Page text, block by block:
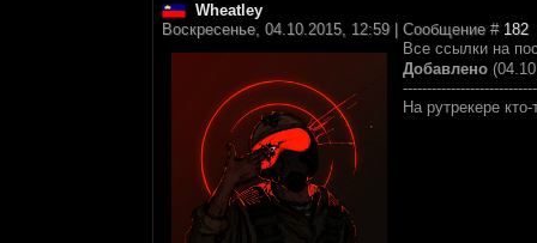
Wheatley
Воскресенье, 04.10.2015, 12:59 | Сообщение # 182
Все ссылки на
Добавлено
На рутрекере